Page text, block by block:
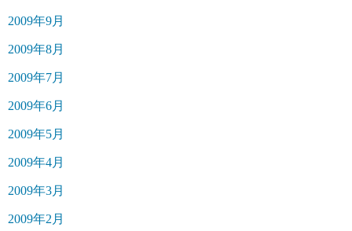
2009年9月
2009年8月
2009年7月
2009年6月
2009年5月
2009年4月
2009年3月
2009年2月